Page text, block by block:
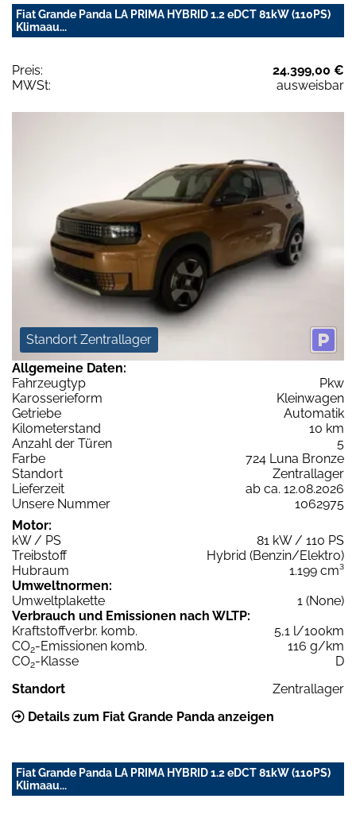
Fiat Grande Panda LA PRIMA HYBRID 1.2 eDCT 81kW (110PS)
Klimaau...
Preis:
24.399,00 €
MWSt:
ausweisbar
Standort Zentrallager
Allgemeine Daten:
Fahrzeugtyp
Pkw
Karosserieform
Kleinwagen
Getriebe
Automatik
Kilometerstand
10 km
Anzahl der Türen
5
Farbe
724 Luna Bronze
Standort
Zentrallager
Lieferzeit
ab ca. 12.08.2026
Unsere Nummer
1062975
Motor:
kW / PS
81 kW / 110 PS
Treibstoff
Hybrid (Benzin/Elektro)
Hubraum
1.199 cm³
Umweltnormen:
Umweltplakette
1 (None)
Verbrauch und Emissionen nach WLTP:
Kraftstoffverbr. komb.
5,1 l/100km
CO2-Emissionen komb.
116 g/km
CO2-Klasse
D
Standort
Zentrallager
Details zum Fiat Grande Panda anzeigen
Fiat Grande Panda LA PRIMA HYBRID 1.2 eDCT 81kW (110PS)
Klimaau...